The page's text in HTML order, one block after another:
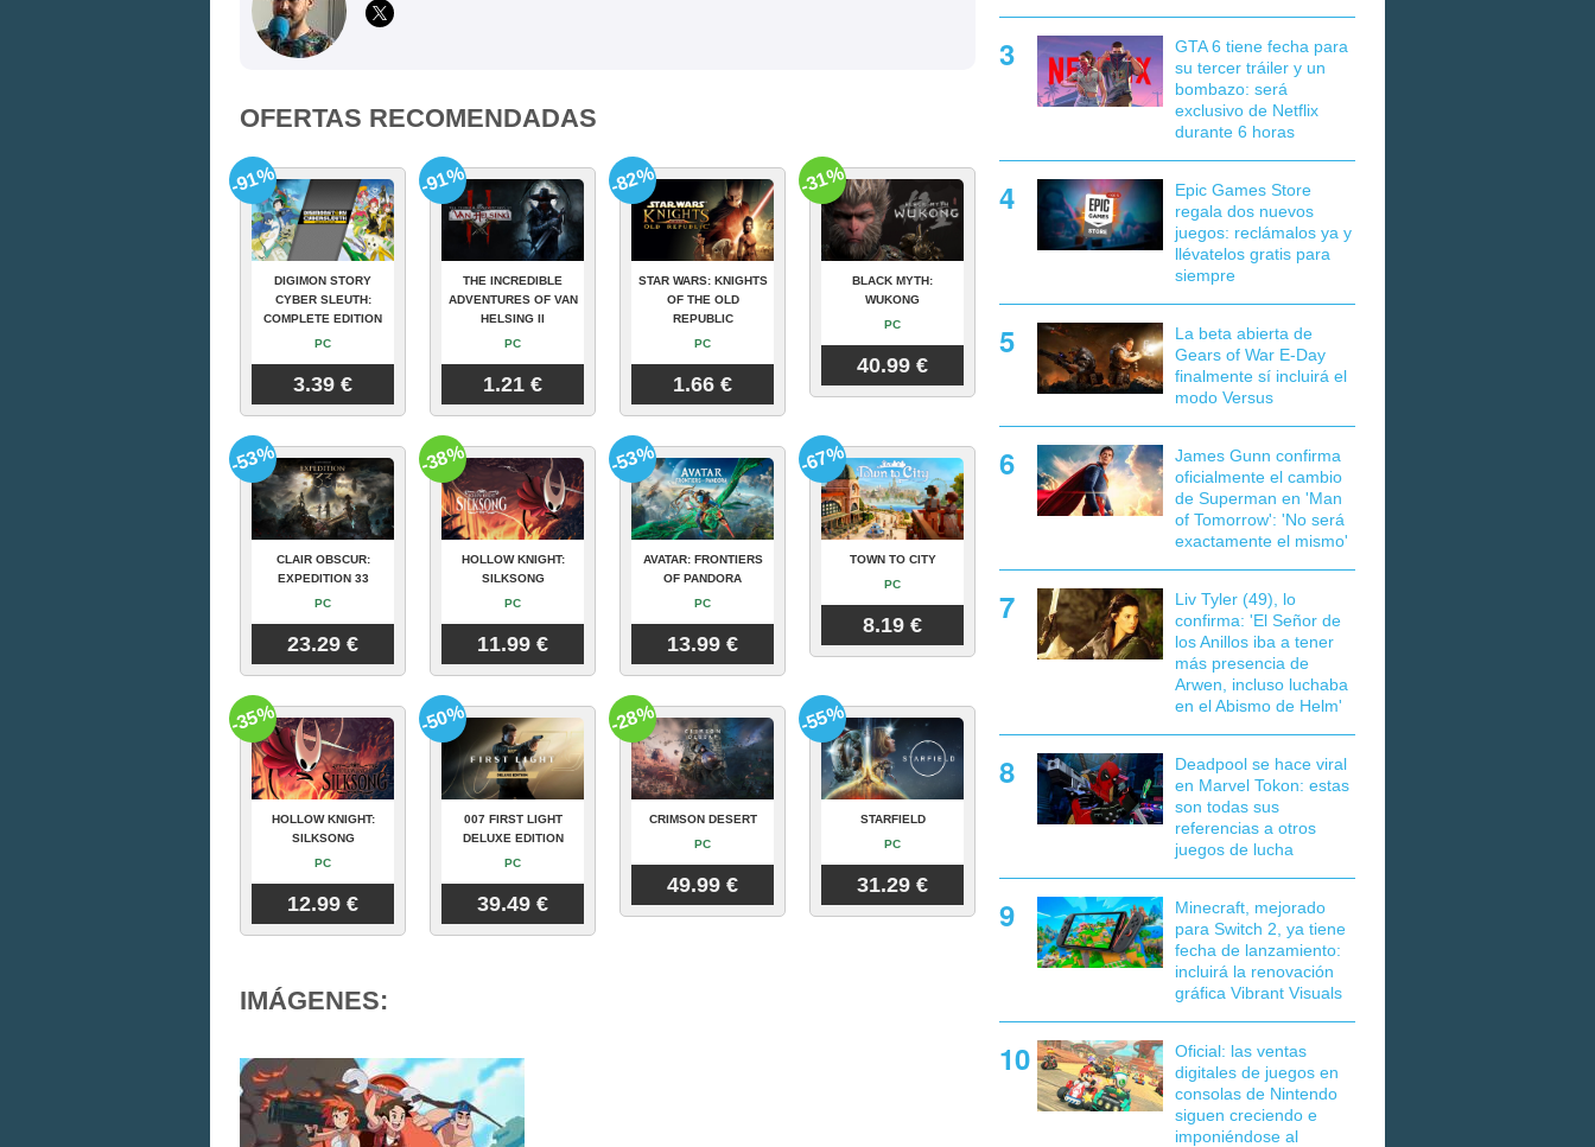
OFERTAS RECOMENDADAS
DIGIMON STORY
CYBER SLEUTH:
COMPLETE EDITION
PC
3.39 €
-91%
THE INCREDIBLE
ADVENTURES OF VAN
HELSING II
PC
1.21 €
-91%
STAR WARS: KNIGHTS
OF THE OLD
REPUBLIC
PC
1.66 €
-82%
BLACK MYTH:
WUKONG
PC
40.99 €
-31%
CLAIR OBSCUR:
EXPEDITION 33
PC
23.29 €
-53%
HOLLOW KNIGHT:
SILKSONG
PC
11.99 €
-38%
AVATAR: FRONTIERS
OF PANDORA
PC
13.99 €
-53%
TOWN TO CITY
PC
8.19 €
-67%
HOLLOW KNIGHT:
SILKSONG
PC
12.99 €
-35%
007 FIRST LIGHT
DELUXE EDITION
PC
39.49 €
-50%
CRIMSON DESERT
PC
49.99 €
-28%
STARFIELD
PC
31.29 €
-55%
IMÁGENES:
GTA 6 tiene fecha para
su tercer tráiler y un
bombazo: será
exclusivo de Netflix
durante 6 horas
Epic Games Store
regala dos nuevos
juegos: reclámalos ya y
llévatelos gratis para
siempre
La beta abierta de
Gears of War E-Day
finalmente sí incluirá el
modo Versus
James Gunn confirma
oficialmente el cambio
de Superman en 'Man
of Tomorrow': 'No será
exactamente el mismo'
Liv Tyler (49), lo
confirma: 'El Señor de
los Anillos iba a tener
más presencia de
Arwen, incluso luchaba
en el Abismo de Helm'
Deadpool se hace viral
en Marvel Tokon: estas
son todas sus
referencias a otros
juegos de lucha
Minecraft, mejorado
para Switch 2, ya tiene
fecha de lanzamiento:
incluirá la renovación
gráfica Vibrant Visuals
Oficial: las ventas
digitales de juegos en
consolas de Nintendo
siguen creciendo e
imponiéndose al